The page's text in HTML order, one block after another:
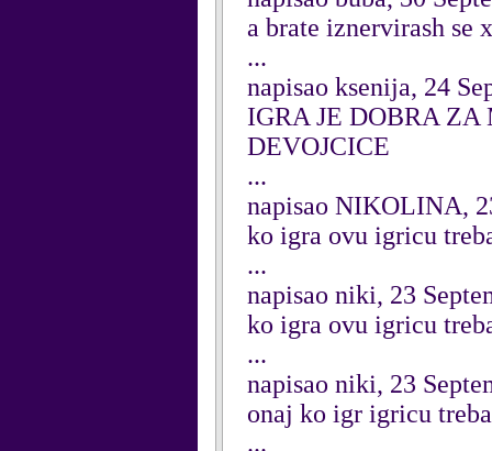
a brate iznervirash se
...
napisao ksenija, 24
IGRA JE DOBRA
DEVOJCICE
...
napisao NIKOLINA,
ko igra ovu igricu
...
napisao niki, 23
ko igra ovu igricu
...
napisao niki, 23
onaj ko igr igricu
...